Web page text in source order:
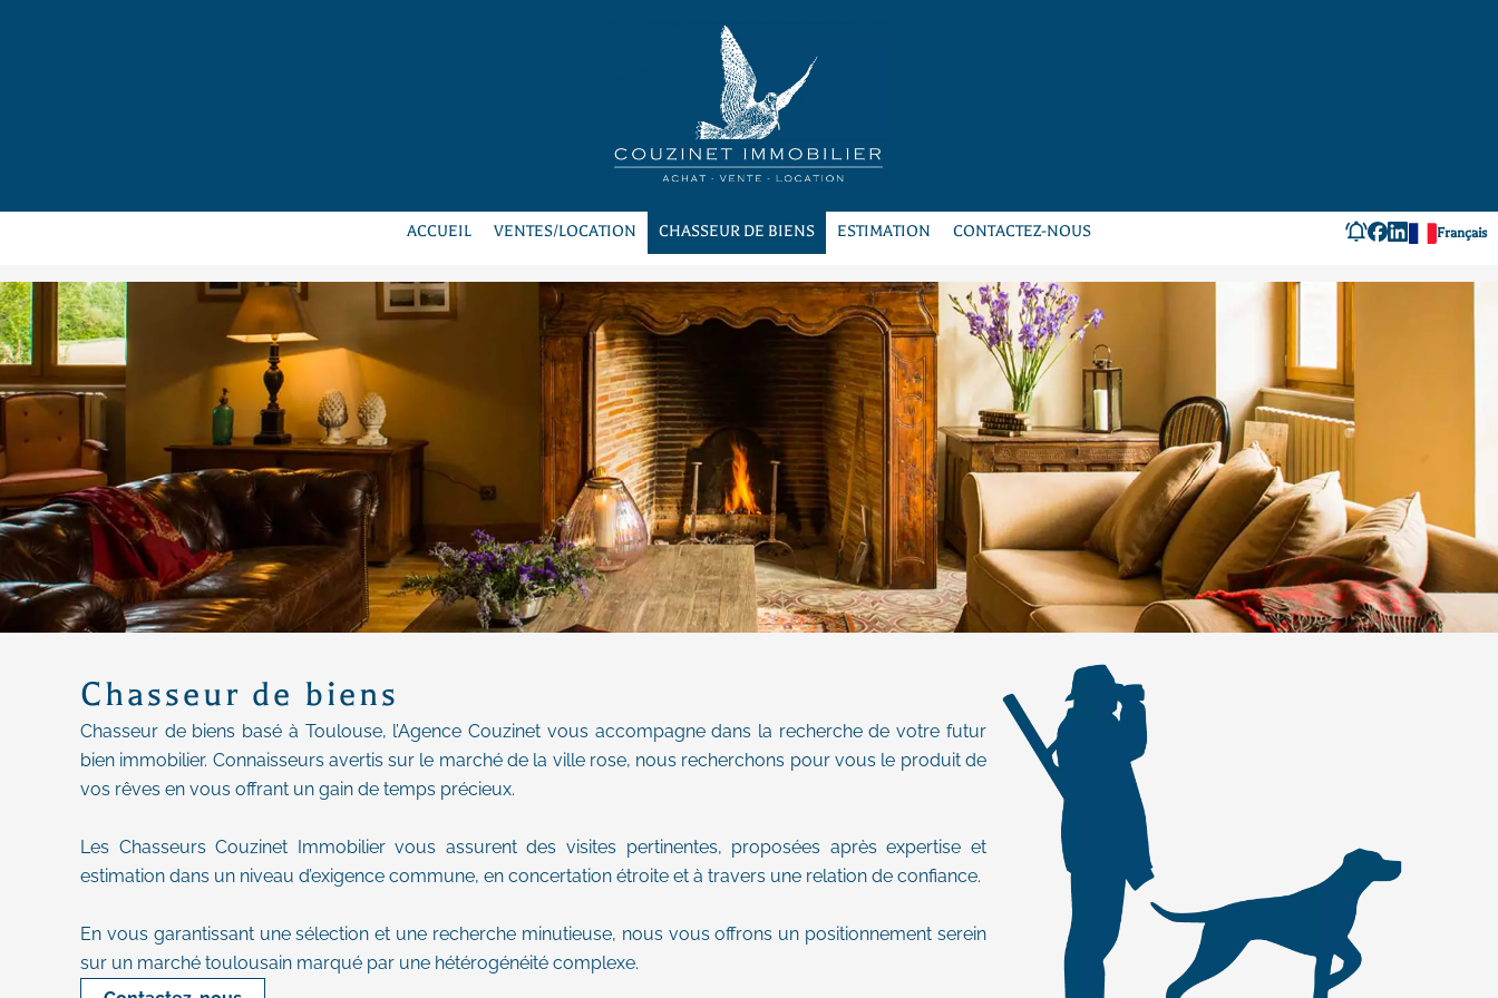
Français
ACCUEIL VENTES/LOCATION CHASSEUR DE BIENS ESTIMATION CONTACTEZ-NOUS
Chasseur de biens
Chasseur de biens basé à Toulouse, l’Agence Couzinet vous accompagne dans la recherche de votre futur
bien immobilier. Connaisseurs avertis sur le marché de la ville rose, nous recherchons pour vous le produit de
vos rêves en vous offrant un gain de temps précieux.
Les Chasseurs Couzinet Immobilier vous assurent des visites pertinentes, proposées après expertise et
estimation dans un niveau d’exigence commune, en concertation étroite et à travers une relation de confiance.
En vous garantissant une sélection et une recherche minutieuse, nous vous offrons un positionnement serein
sur un marché toulousain marqué par une hétérogénéité complexe.